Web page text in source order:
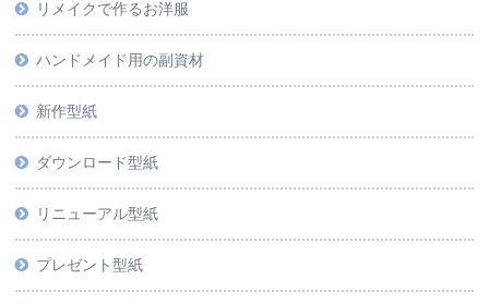
リメイクで作るお洋服
ハンドメイド用の副資材
新作型紙
ダウンロード型紙
リニューアル型紙
プレゼント型紙